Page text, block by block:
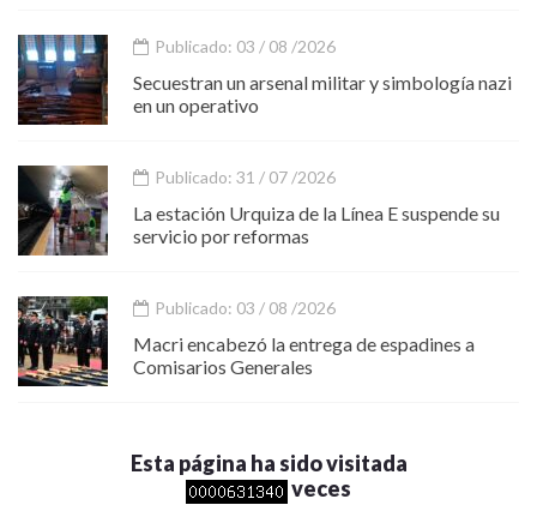
Publicado: 03 / 08 /2026
Secuestran un arsenal militar y simbología nazi
en un operativo
Publicado: 31 / 07 /2026
La estación Urquiza de la Línea E suspende su
servicio por reformas
Publicado: 03 / 08 /2026
Macri encabezó la entrega de espadines a
Comisarios Generales
Esta página ha sido visitada
veces